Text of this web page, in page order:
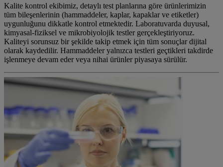
Kalite kontrol ekibimiz, detaylı test planlarına göre ürünlerimizin
tüm bileşenlerinin (hammaddeler, kaplar, kapaklar ve etiketler)
uygunluğunu dikkatle kontrol etmektedir. Laboratuvarda duyusal,
kimyasal-fiziksel ve mikrobiyolojik testler gerçekleştiriyoruz.
Kaliteyi sorunsuz bir şekilde takip etmek için tüm sonuçlar dijital
olarak kaydedilir. Hammaddeler yalnızca testleri geçtikleri takdirde
işlenmeye devam eder veya nihai ürünler piyasaya sürülür.